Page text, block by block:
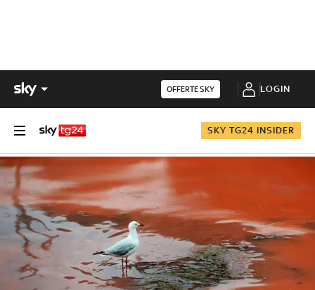
OFFERTE SKY LOGIN
SKY TG24 INSIDER